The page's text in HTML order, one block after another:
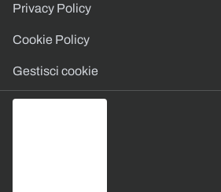
Privacy Policy
Cookie Policy
Gestisci cookie